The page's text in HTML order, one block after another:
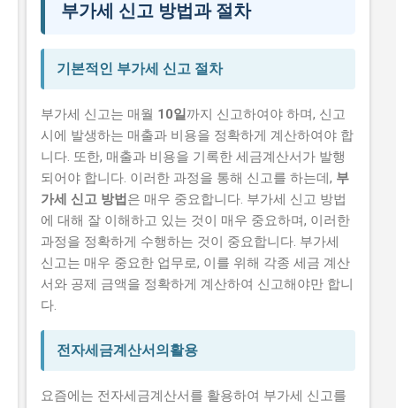
부가세 신고 방법과 절차
기본적인 부가세 신고 절차
부가세 신고는 매월 10일까지 신고하여야 하며, 신고
시에 발생하는 매출과 비용을 정확하게 계산하여야 합
니다. 또한, 매출과 비용을 기록한 세금계산서가 발행
되어야 합니다. 이러한 과정을 통해 신고를 하는데, 부
가세 신고 방법 은 매우 중요합니다. 부가세 신고 방법
에 대해 잘 이해하고 있는 것이 매우 중요하며, 이러한
과정을 정확하게 수행하는 것이 중요합니다. 부가세
신고는 매우 중요한 업무로, 이를 위해 각종 세금 계산
서와 공제 금액을 정확하게 계산하여 신고해야만 합니
다.
전자세금계산서의활용
요즘에는 전자세금계산서를 활용하여 부가세 신고를